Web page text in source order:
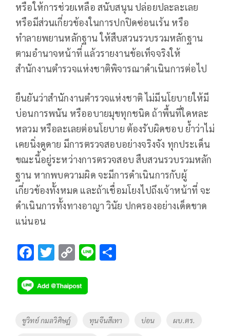
หรือให้การช่วยเหลือ สนับสนุน ปล่อยปละละเลย
หรือมีส่วนเกี่ยวข้องในการปกปิดซ่อนเร้น หรือ
ทำลายพยานหลักฐาน ให้สืบสวนรวบรวมหลักฐาน
ตามอำนาจหน้าที่ แล้วรายงานข้อเท็จจริงให้
สำนักงานตำรวจแห่งชาติพิจารณาดำเนินการต่อไป
ยืนยันว่าสำนักงานตำรวจแห่งชาติ ไม่มีนโยบายให้มี
บ่อนการพนัน หรืออบายมุขทุกชนิด ถ้าพื้นที่ใดหละ
หลวม หรือละเลยต่อนโยบาย ต้องรับผิดชอบ ย้ำว่าไม่
เคยนิ่งดูดาย มีการตรวจสอบอย่างจริงจัง ทุกประเด็น
ขณะนี้อยู่ระหว่างการตรวจสอบ สืบสวนรวบรวมหลัก
ฐาน หากพบความผิด จะมีการดำเนินการกับผู้
เกี่ยวข้องทั้งหมด และถ้าเชื่อมโยงไปถึงเจ้าหน้าที่ จะ
ดำเนินการทั้งทางอาญา วินัย ปกครองอย่างเด็ดขาด
แน่นอน
F
e
b
o
T
tt
er
C
p
y
Li
Tags
ชูวิทย์ กมลวิศิษฎ์ ทุนจีนสีเทา บ่อน ผบ.ตร.